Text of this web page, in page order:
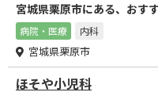
宮城県栗原市にある、おす
病院・医療 内科
宮城県栗原市
ほそや小児科